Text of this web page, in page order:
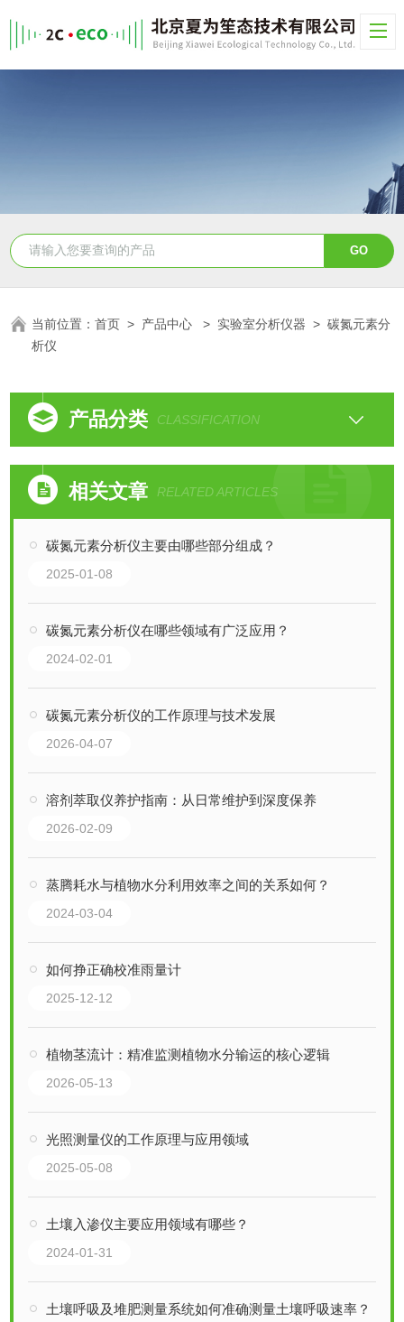
当前位置：首页 > 产品中心 > 实验室分析仪器 >碳氮元素分
析仪
产品分类 CLASSIFICATION
相关文章 RELATED ARTICLES
碳氮元素分析仪主要由哪些部分组成？
2025-01-08
碳氮元素分析仪在哪些领域有广泛应用？
2024-02-01
碳氮元素分析仪的工作原理与技术发展
2026-04-07
溶剂萃取仪养护指南：从日常维护到深度保养
2026-02-09
蒸腾耗水与植物水分利用效率之间的关系如何？
2024-03-04
如何挣正确校准雨量计
2025-12-12
植物茎流计：精准监测植物水分输运的核心逻辑
2026-05-13
光照测量仪的工作原理与应用领域
2025-05-08
土壤入渗仪主要应用领域有哪些？
2024-01-31
土壤呼吸及堆肥测量系统如何准确测量土壤呼吸速率？